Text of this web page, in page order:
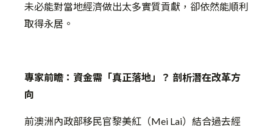
未必能對當地經濟做出太多實質貢獻，卻依然能順利
取得永居。
專家前瞻：資金需「真正落地」？ 剖析潛在改革方
向
前澳洲內政部移民官黎美紅（Mei Lai）結合過去經